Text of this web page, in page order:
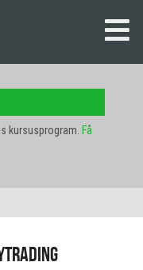
kursusprogram. Få